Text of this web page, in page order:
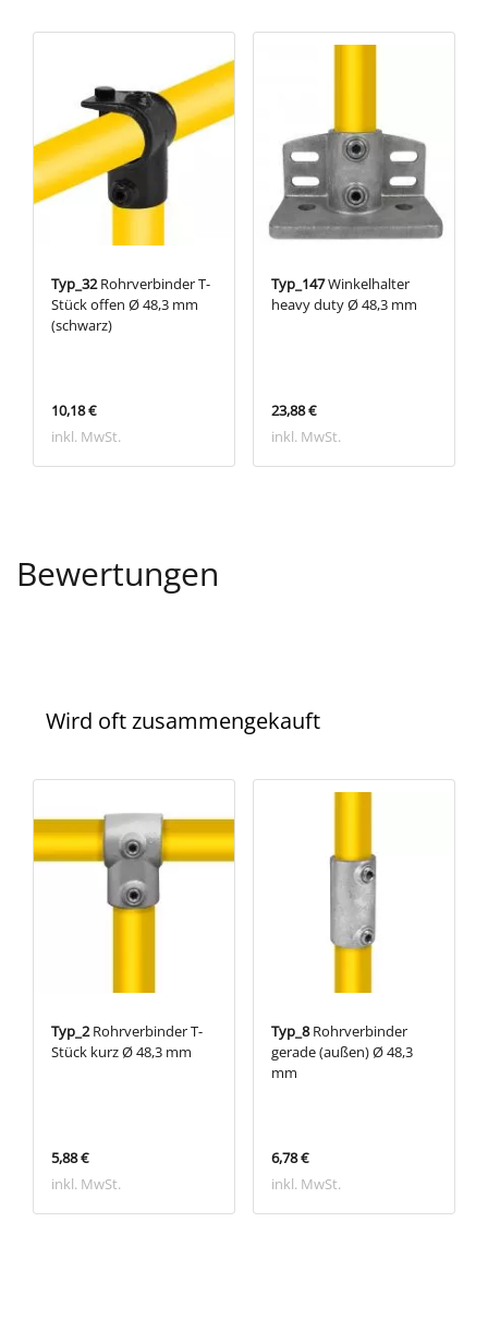
Typ_32Rohrverbinder T-
Stück offen Ø 48,3 mm
(schwarz)
10,18 €
inkl. MwSt.
Typ_147Winkelhalter
heavy duty Ø 48,3 mm
23,88 €
inkl. MwSt.
Bewertungen
Wird oft zusammengekauft
Typ_2Rohrverbinder T-
Stück kurz Ø 48,3 mm
5,88 €
inkl. MwSt.
Typ_8Rohrverbinder
gerade (außen) Ø 48,3
mm
6,78 €
inkl. MwSt.